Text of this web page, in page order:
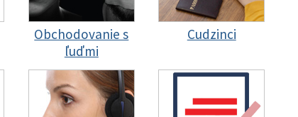
Obchodovanie s
ľuďmi
Cudzinci